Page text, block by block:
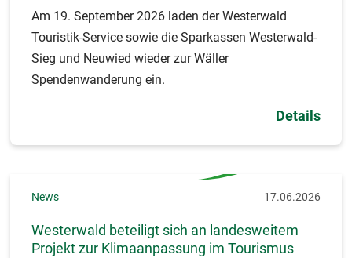
Am 19. September 2026 laden der Westerwald
Touristik-Service sowie die Sparkassen Westerwald-
Sieg und Neuwied wieder zur Wäller
Spendenwanderung ein.
Details
News 17.06.2026
Westerwald beteiligt sich an landesweitem
Projekt zur Klimaanpassung im Tourismus